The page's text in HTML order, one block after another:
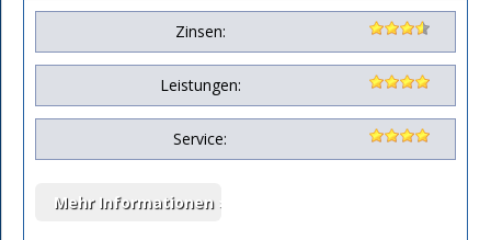
Zinsen:
Leistungen:
Service: